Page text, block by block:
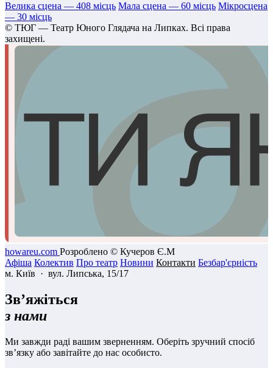
Велика сцена — 408 місць Мала сцена — 60 місць Мікросцена
— 30 місць
© ТЮГ — Театр Юного Глядача на Липках. Всі права
захищені.
howareu.com Розроблено © Кучеров Є.М
Афіша Колектив Про театр Новини Контакти Безбар'єрність
м. Київ · вул. Липська, 15/17
Зв’яжіться
з нами
Ми завжди раді вашим зверненням. Оберіть зручний спосіб
зв’язку або завітайте до нас особисто.